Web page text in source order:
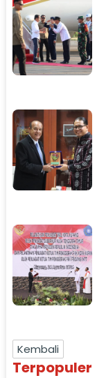
Kembali
Terpopuler